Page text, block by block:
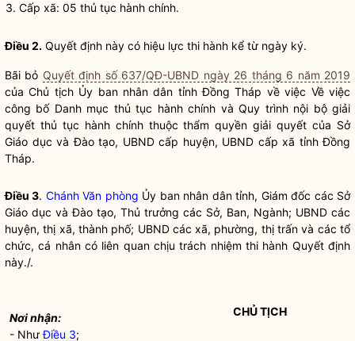
3. Cấp xã: 05 thủ tục hành chính.
Điều 2. Quyết định này có hiệu lực thi hành kể từ ngày ký.
Bãi bỏ Quyết định số 637/QĐ-UBND ngày 26 tháng 6 năm 2019
của Chủ tịch Ủy ban nhân dân tỉnh Đồng Tháp về việc Về việc
công bố Danh mục thủ tục hành chính và Quy trình nội bộ giải
quyết thủ tục hành chínhthuộc thẩmquyền giải quyết của Sở
Giáo dục và Đào tạo, UBND cấp huyện, UBND cấp xã tỉnh Đồng
Tháp.
Điều 3. Chánh Văn phòng Ủy ban nhân dântỉnh, Giám đốc các Sở
Giáo dục và Đào tạo, Thủ trưởng các Sở, Ban, Ngành; UBND các
huyện, thị xã, thành phố; UBND cácxã, phường, thị trấn và các tổ
chức, cá nhân có liên quan chịu trách nhiệm thi hành Quyết định
này./.
Nơi nhận:
- NhưĐiều 3;
CHỦ TỊCH